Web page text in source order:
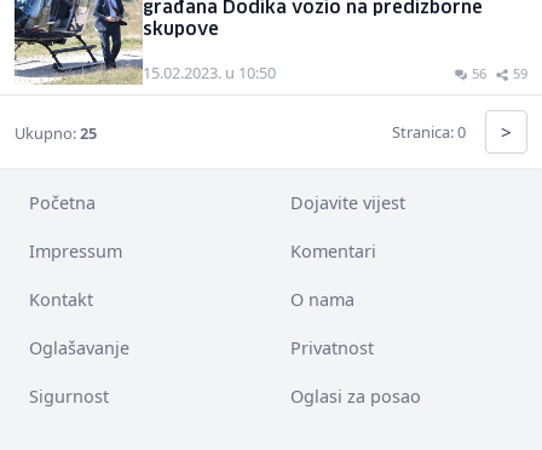
građana Dodika vozio na predizborne
skupove
15.02.2023. u 10:50 56 59
Ukupno:25 Stranica: 0 >
Početna Dojavite vijest
Impressum Komentari
Kontakt O nama
Oglašavanje Privatnost
Sigurnost Oglasi za posao